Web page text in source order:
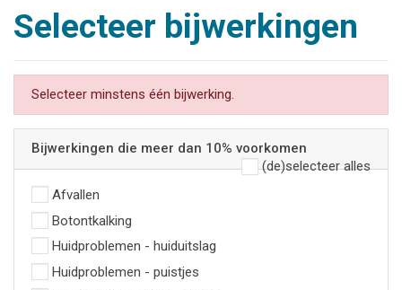
Selecteer bijwerkingen
Selecteer minstens één bijwerking.
Bijwerkingen die meer dan 10% voorkomen
(de)selecteer alles
Afvallen
Botontkalking
Huidproblemen - huiduitslag
Huidproblemen - puistjes